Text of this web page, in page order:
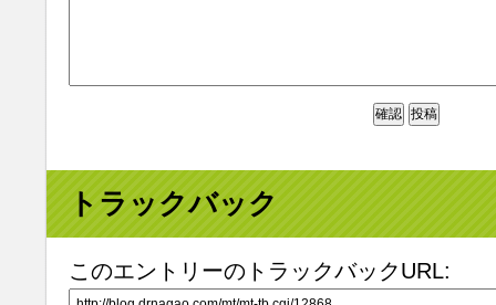
トラックバック
このエントリーのトラックバックURL: